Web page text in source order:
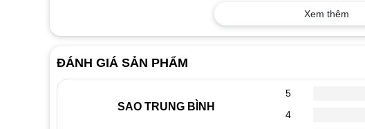
– Cáp có chống nhiễu điện từ EMI, RFI
Xem thêm
ĐÁNH GIÁ SẢN PHẨM
SAO TRUNG BÌNH
5
4